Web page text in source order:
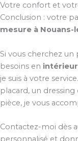
Votre confort et
Conclusion : votre
mesure à Nouans-
Si vous cherchez
besoins en
je suis à votre
placard, un
pièce, je vous
Contactez-moi dès
personnalisé et